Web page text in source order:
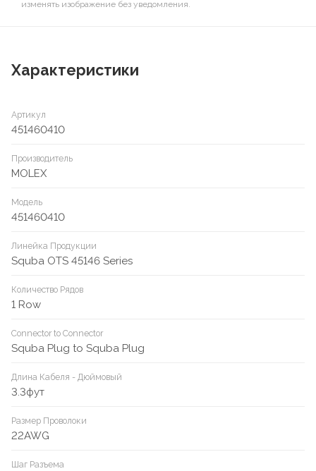
изменять изображение без уведомления.
Характеристики
Артикул
451460410
Производитель
MOLEX
Модель
451460410
Линейка Продукции
Squba OTS 45146 Series
Количество Рядов
1 Row
Connector to Connector
Squba Plug to Squba Plug
Длина Кабеля - Дюймовый
3.3фут
Размер Проволоки
22AWG
Шаг Разъема